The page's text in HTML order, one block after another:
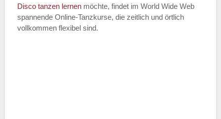
Name der Tanzschule
Disco tanzen lernen möchte, findet im World Wide Web
spannende Online-Tanzkurse, die zeitlich und örtlich
vollkommen flexibel sind.